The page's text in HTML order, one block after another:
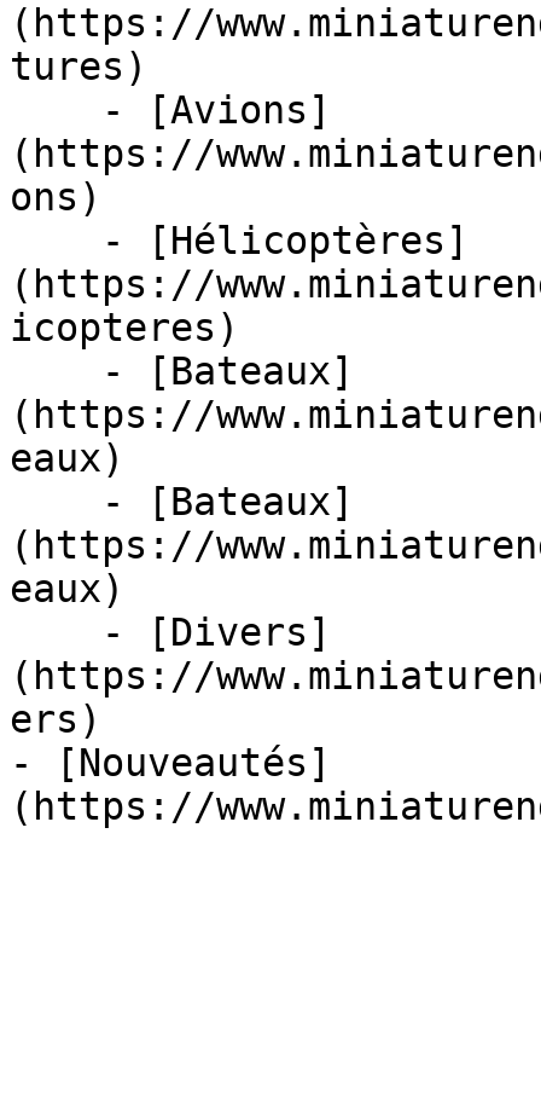
(https://
tures)
(https://
ons)
(https://
icopteres)
(https://
eaux)
(https://
eaux)
(https://
ers)
- [Nouveautés]